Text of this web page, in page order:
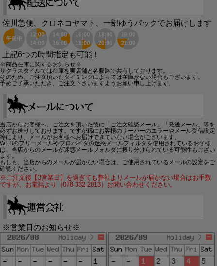
佐川急便、クロネコヤマト、一部ゆうパックでお届けします
上記6つの時間指定も可能！
※商品在庫に関するお知らせ※
サクラスタイルでは在庫を実店舗と各販路で共有しております。
そのため、ご注文頂いたタイミングによっては在庫がない場合もございます。
予めご了承いただき、ご注文下さいますようお願い申し上げます。
当店からお客様へ、ご注文を頂いた後に「ご注文確認メール」「発送メール」等を
必ずお送りしております。ですが稀にお客様のサーバーのエラーやメール受信設定
等により、メールがお客様へお届けできていない場合がございます。
WEBのフリーメールやプロバイダの迷惑メールフィルタを使用されているお客様
は、当店からのメールが迷惑メールフォルダに振り分けられている可能性もござい
ます。
もしも、当店からのメールが届かない場合は、ご使用されているメールの設定をご
確認ください。
※ご注文後【3営業日】を過ぎても弊社よりメールが届かない場合はお手数
ですが、お電話より（078-332-2013）お問い合わせください。
※営業日のお知らせ※